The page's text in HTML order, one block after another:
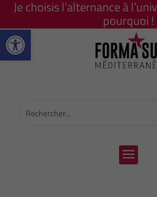
Ouvrir la barre d’outils
Je choisis l’alternance à
pourquoi !